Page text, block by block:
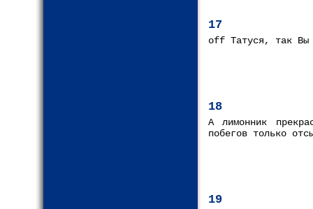
17
off Татуся, так Вы
18
А лимонник
побегов только
19